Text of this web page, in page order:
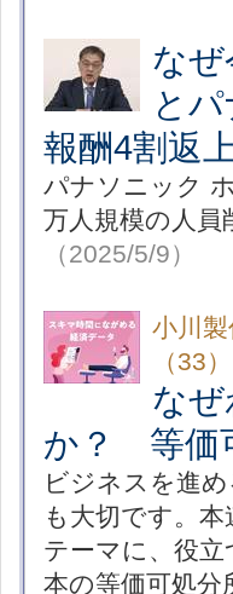
な
と
報酬4割返
パナソニック
万人規模の人
（2025/5/9）
小川
（33）
な
か？ 等価
ビジネスを進
も大切です。
テーマに、役
本の等価可処